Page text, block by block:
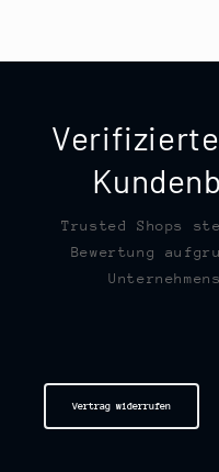
Trusted Shops
Bewertung
Vertrag widerrufen